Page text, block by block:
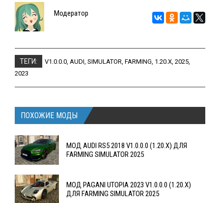
Модератор
ТЕГИ: V1.0.0.0, AUDI, SIMULATOR, FARMING, 1.20.X, 2025,
2023
ПОХОЖИЕ МОДЫ
МОД AUDI RS5 2018 V1.0.0.0 (1.20.X) ДЛЯ
FARMING SIMULATOR 2025
МОД PAGANI UTOPIA 2023 V1.0.0.0 (1.20.X)
ДЛЯ FARMING SIMULATOR 2025